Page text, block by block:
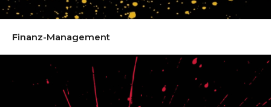
Finanz-Management